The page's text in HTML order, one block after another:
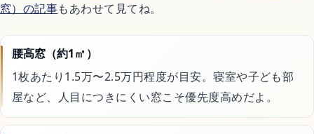
窓）の記事もあわせて見てね。
腰高窓（約1㎡）
1枚あたり1.5万〜2.5万円程度が目安。寝室や子ども部
屋など、人目につきにくい窓こそ優先度高めだよ。